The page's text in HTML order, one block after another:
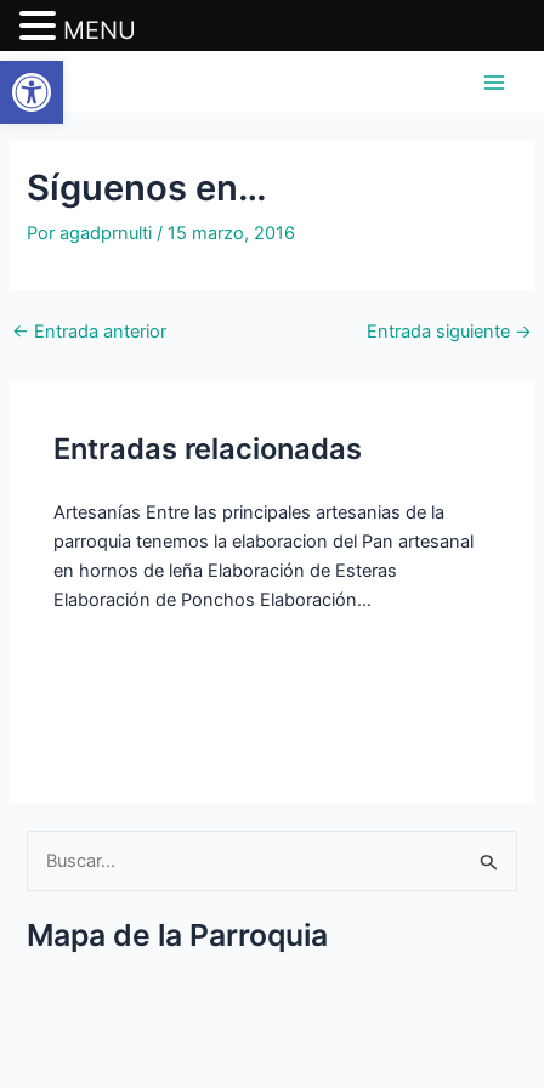
Ir
contenido
Main
Síguenos en…
Poragadprnulti/15 marzo, 2016
Navegación
de
entradas
← Entrada anterior Entrada siguiente →
Entradas relacionadas
Artesanías Entre las principales artesanias de la
parroquia tenemos la elaboracion del Pan artesanal
en hornos de leña Elaboración de Esteras
Elaboración de Ponchos Elaboración…
s
Mapa de la Parroquia
MENU
Abrir barra de herramientas